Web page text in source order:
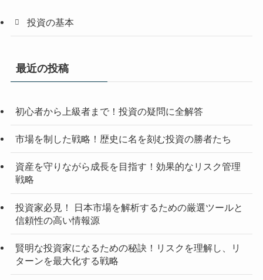
投資の基本
最近の投稿
初心者から上級者まで！投資の疑問に全解答
市場を制した戦略！歴史に名を刻む投資の勝者たち
資産を守りながら成長を目指す！効果的なリスク管理
戦略
投資家必見！ 日本市場を解析するための厳選ツールと
信頼性の高い情報源
賢明な投資家になるための秘訣！リスクを理解し、リ
ターンを最大化する戦略